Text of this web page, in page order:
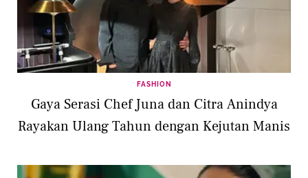
FASHION
Gaya Serasi Chef Juna dan Citra Anindya
Rayakan Ulang Tahun dengan Kejutan Manis